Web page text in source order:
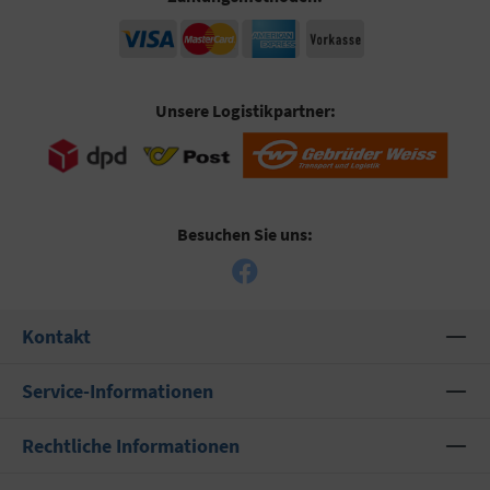
Unsere Logistikpartner:
Besuchen Sie uns:
Kontakt
Service-Informationen
Rechtliche Informationen